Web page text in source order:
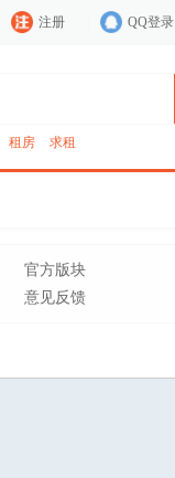
注册 QQ登录
租房 求租
官方版块
意见反馈